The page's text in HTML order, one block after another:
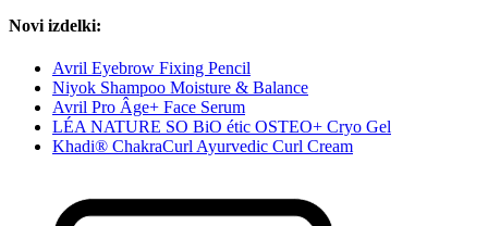
Novi izdelki:
Avril Eyebrow Fixing Pencil
Niyok Shampoo Moisture & Balance
Avril Pro Âge+ Face Serum
LÉA NATURE SO BiO étic OSTEO+ Cryo Gel
Khadi® ChakraCurl Ayurvedic Curl Cream